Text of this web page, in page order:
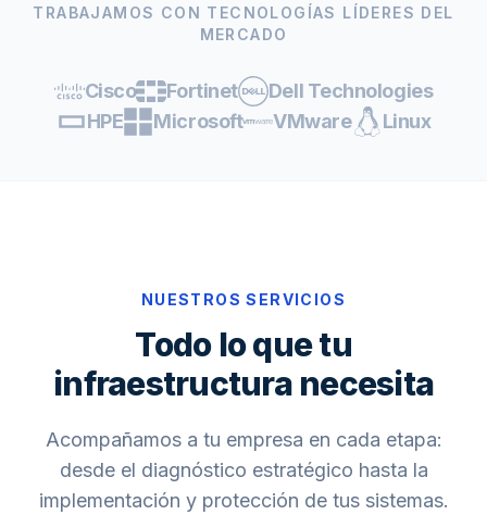
TRABAJAMOS CON TECNOLOGÍAS LÍDERES DEL
MERCADO
Cisco Fortinet
Dell Technologies
HPE
Microsoft VMware Linux
NUESTROS SERVICIOS
Todo lo que tu
infraestructura necesita
Acompañamos a tu empresa en cada etapa:
desde el diagnóstico estratégico hasta la
implementación y protección de tus sistemas.